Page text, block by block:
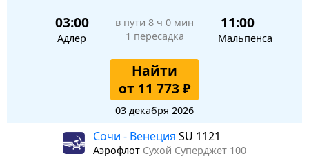
03:00
Адлер
в пути 8 ч 0 мин
1 пересадка
11:00
Мальпенса
Найти
от 11 773 ₽
03 декабря 2026
Сочи - Венеция SU 1121
Аэрофлот Сухой Суперджет 100